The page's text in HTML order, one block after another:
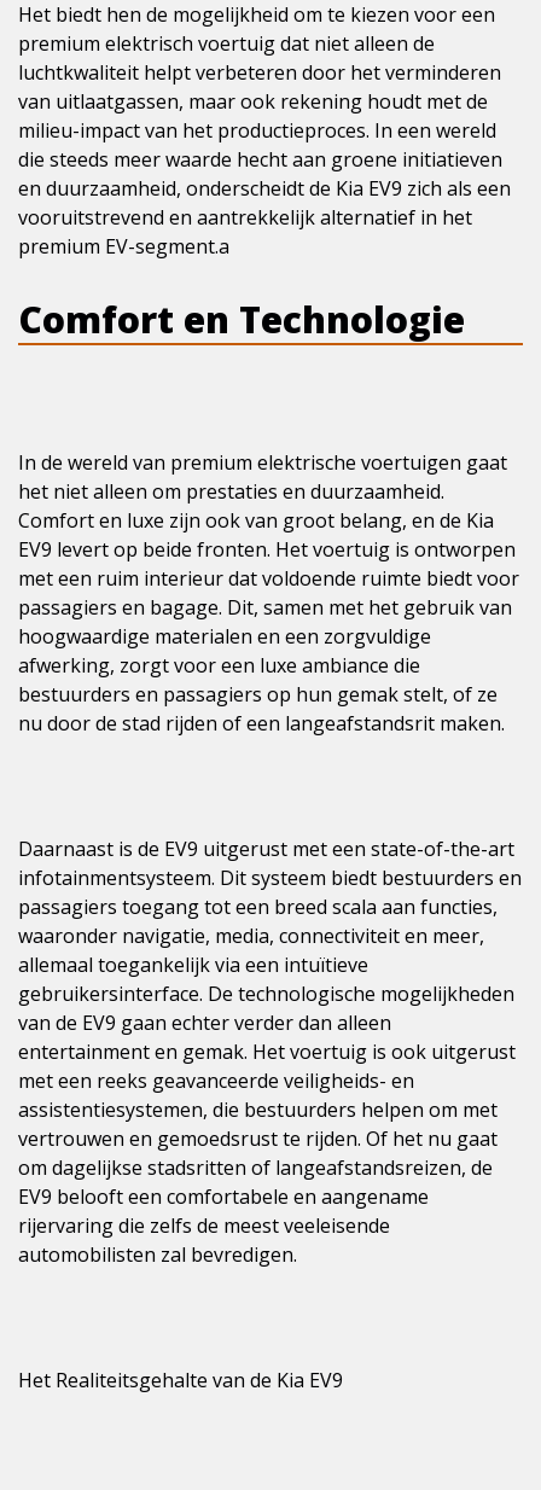
Het biedt hen de mogelijkheid om te kiezen voor een
premium elektrisch voertuig dat niet alleen de
luchtkwaliteit helpt verbeteren door het verminderen
van uitlaatgassen, maar ook rekening houdt met de
milieu-impact van het productieproces. In een wereld
die steeds meer waarde hecht aan groene initiatieven
en duurzaamheid, onderscheidt de Kia EV9 zich als een
vooruitstrevend en aantrekkelijk alternatief in het
premium EV-segment.a
Comfort en Technologie
In de wereld van premium elektrische voertuigen gaat
het niet alleen om prestaties en duurzaamheid.
Comfort en luxe zijn ook van groot belang, en de Kia
EV9 levert op beide fronten. Het voertuig is ontworpen
met een ruim interieur dat voldoende ruimte biedt voor
passagiers en bagage. Dit, samen met het gebruik van
hoogwaardige materialen en een zorgvuldige
afwerking, zorgt voor een luxe ambiance die
bestuurders en passagiers op hun gemak stelt, of ze
nu door de stad rijden of een langeafstandsrit maken.
Daarnaast is de EV9 uitgerust met een state-of-the-art
infotainmentsysteem. Dit systeem biedt bestuurders en
passagiers toegang tot een breed scala aan functies,
waaronder navigatie, media, connectiviteit en meer,
allemaal toegankelijk via een intuïtieve
gebruikersinterface. De technologische mogelijkheden
van de EV9 gaan echter verder dan alleen
entertainment en gemak. Het voertuig is ook uitgerust
met een reeks geavanceerde veiligheids- en
assistentiesystemen, die bestuurders helpen om met
vertrouwen en gemoedsrust te rijden. Of het nu gaat
om dagelijkse stadsritten of langeafstandsreizen, de
EV9 belooft een comfortabele en aangename
rijervaring die zelfs de meest veeleisende
automobilisten zal bevredigen.
Het Realiteitsgehalte van de Kia EV9